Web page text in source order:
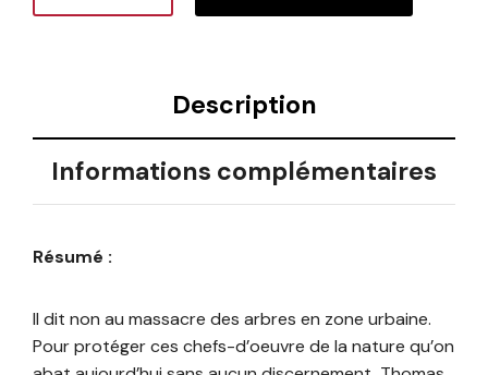
Description
Informations complémentaires
Résumé :
Il dit non au massacre des arbres en zone urbaine.
Pour protéger ces chefs-d’oeuvre de la nature qu’on